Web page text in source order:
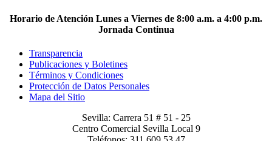
Horario de Atención Lunes a Viernes de 8:00 a.m. a 4:00 p.m.
Jornada Continua
Transparencia
Publicaciones y Boletines
Términos y Condiciones
Protección de Datos Personales
Mapa del Sitio
Sevilla: Carrera 51 # 51 - 25
Centro Comercial Sevilla Local 9